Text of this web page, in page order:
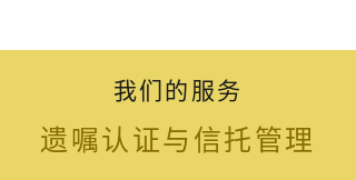
我们的服务
遗嘱认证与信托管理